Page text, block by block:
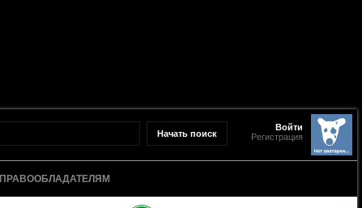
Войти
Регистрация
ПРАВООБЛАДАТЕЛЯМ